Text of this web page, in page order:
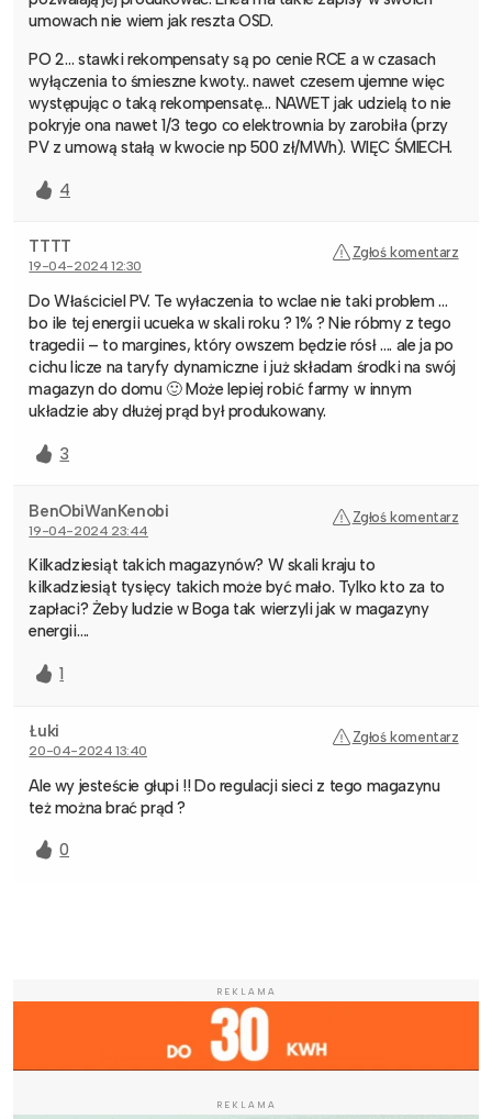
umowach nie wiem jak reszta OSD.
PO 2… stawki rekompensaty są po cenie RCE a w czasach
wyłączenia to śmieszne kwoty.. nawet czesem ujemne więc
występując o taką rekompensatę… NAWET jak udzielą to nie
pokryje ona nawet 1/3 tego co elektrownia by zarobiła (przy
PV z umową stałą w kwocie np 500 zł/MWh). WIĘC ŚMIECH.
4
TTTT
19-04-2024 12:30
Zgłoś komentarz
Do Właściciel PV. Te wyłaczenia to wclae nie taki problem …
bo ile tej energii ucueka w skali roku ? 1% ? Nie róbmy z tego
tragedii – to margines, który owszem będzie rósł …. ale ja po
cichu licze na taryfy dynamiczne i już składam środki na swój
magazyn do domu 🙂 Może lepiej robić farmy w innym
układzie aby dłużej prąd był produkowany.
3
BenObiWanKenobi
19-04-2024 23:44
Zgłoś komentarz
Kilkadziesiąt takich magazynów? W skali kraju to
kilkadziesiąt tysięcy takich może być mało. Tylko kto za to
zapłaci? Żeby ludzie w Boga tak wierzyli jak w magazyny
energii….
1
Łuki
20-04-2024 13:40
Zgłoś komentarz
Ale wy jesteście głupi !! Do regulacji sieci z tego magazynu
też można brać prąd ?
0
REKLAMA
REKLAMA